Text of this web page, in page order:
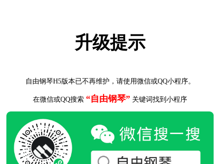
升级提示
自由钢琴H5版本已不再维护，请使用微信或QQ小程序。
在微信或QQ搜索 “自由钢琴” 关键词找到小程序